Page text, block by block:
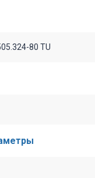
80 TU